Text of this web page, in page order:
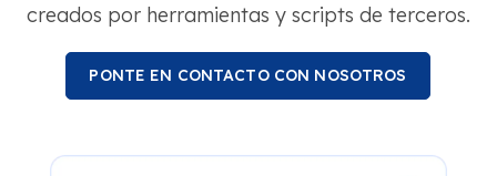
creados por herramientas y scripts de terceros.
PONTE EN CONTACTO CON NOSOTROS